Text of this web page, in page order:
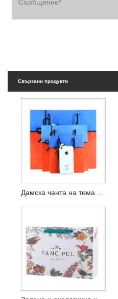
Свързани продукти